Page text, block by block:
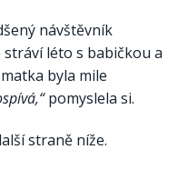
návštěvník
léto s babičkou a
byla mile
pomyslela si.
straně níže.